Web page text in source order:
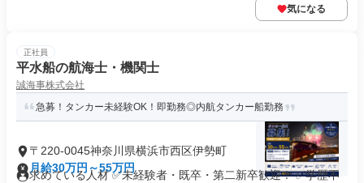
気になる
正社員
平水船の航海士・機関士
誠海事株式会社
急募！タンカー未経験OK！即勤務◎内航タンカー船勤務
〒220-0045神奈川県横浜市西区伊勢町
月給30万円～55万円
求めている人材 ✅未経験者・既卒・第二新卒歓迎！ ✅学歴不